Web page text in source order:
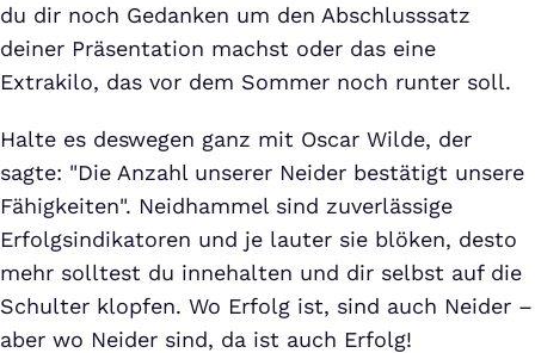
du dir noch Gedanken um den Abschlusssatz
deiner Präsentation machst oder das eine
Extrakilo, das vor dem Sommer noch runter soll.
Halte es deswegen ganz mit Oscar Wilde, der
sagte: "Die Anzahl unserer Neider bestätigt unsere
Fähigkeiten". Neidhammel sind zuverlässige
Erfolgsindikatoren und je lauter sie blöken, desto
mehr solltest du innehalten und dir selbst auf die
Schulter klopfen. Wo Erfolg ist, sind auch Neider –
aber wo Neider sind, da ist auch Erfolg!